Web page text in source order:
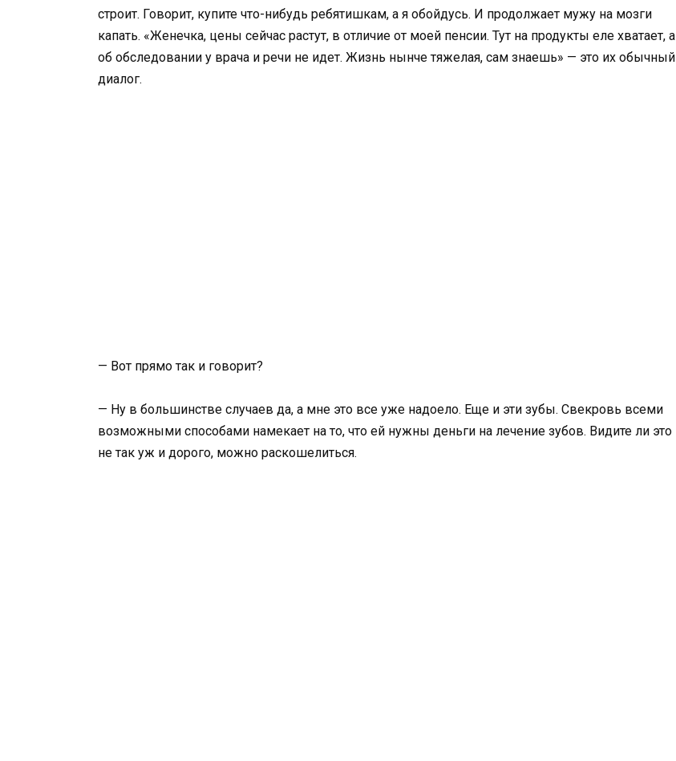
строит. Говорит, купите что-нибудь ребятишкам, а я обойдусь. И продолжает мужу на мозги
капать. «Женечка, цены сейчас растут, в отличие от моей пенсии. Тут на продукты еле хватает, а
об обследовании у врача и речи не идет. Жизнь нынче тяжелая, сам знаешь» — это их обычный
диалог.
— Вот прямо так и говорит?
— Ну в большинстве случаев да, а мне это все уже надоело. Еще и эти зубы. Свекровь всеми
возможными способами намекает на то, что ей нужны деньги на лечение зубов. Видите ли это
не так уж и дорого, можно раскошелиться.